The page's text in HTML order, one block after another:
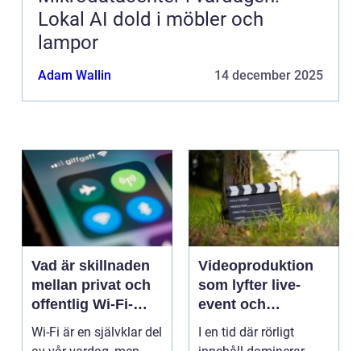
Lokal AI dold i möbler och
lampor
Adam Wallin 14 december 2025
Vad är skillnaden
mellan privat och
offentlig Wi-Fi-
säkerhet?
Wi-Fi är en självklar del
Videoproduktion
som lyfter live-
event och
varumärken
I en tid där rörligt